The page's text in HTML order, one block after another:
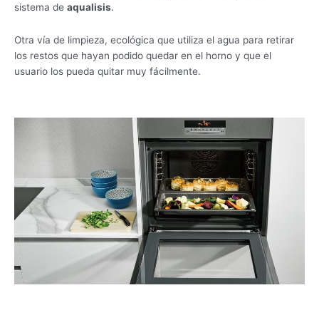
sistema de aqualisis.
Otra vía de limpieza, ecológica que utiliza el agua para retirar
los restos que hayan podido quedar en el horno y que el
usuario los pueda quitar muy fácilmente.